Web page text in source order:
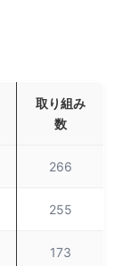
取り組み
数
266
255
173